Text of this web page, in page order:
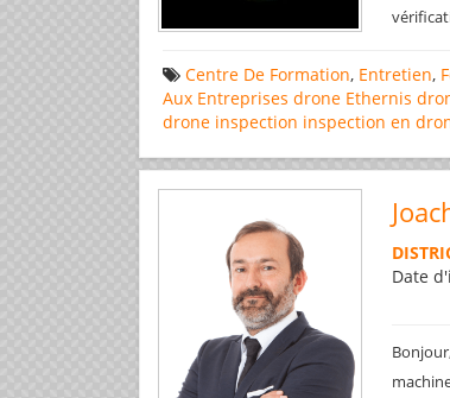
Centre De Formation, Entretien,
Aux Entreprises drone Ethernis
drone inspection inspection en
Date